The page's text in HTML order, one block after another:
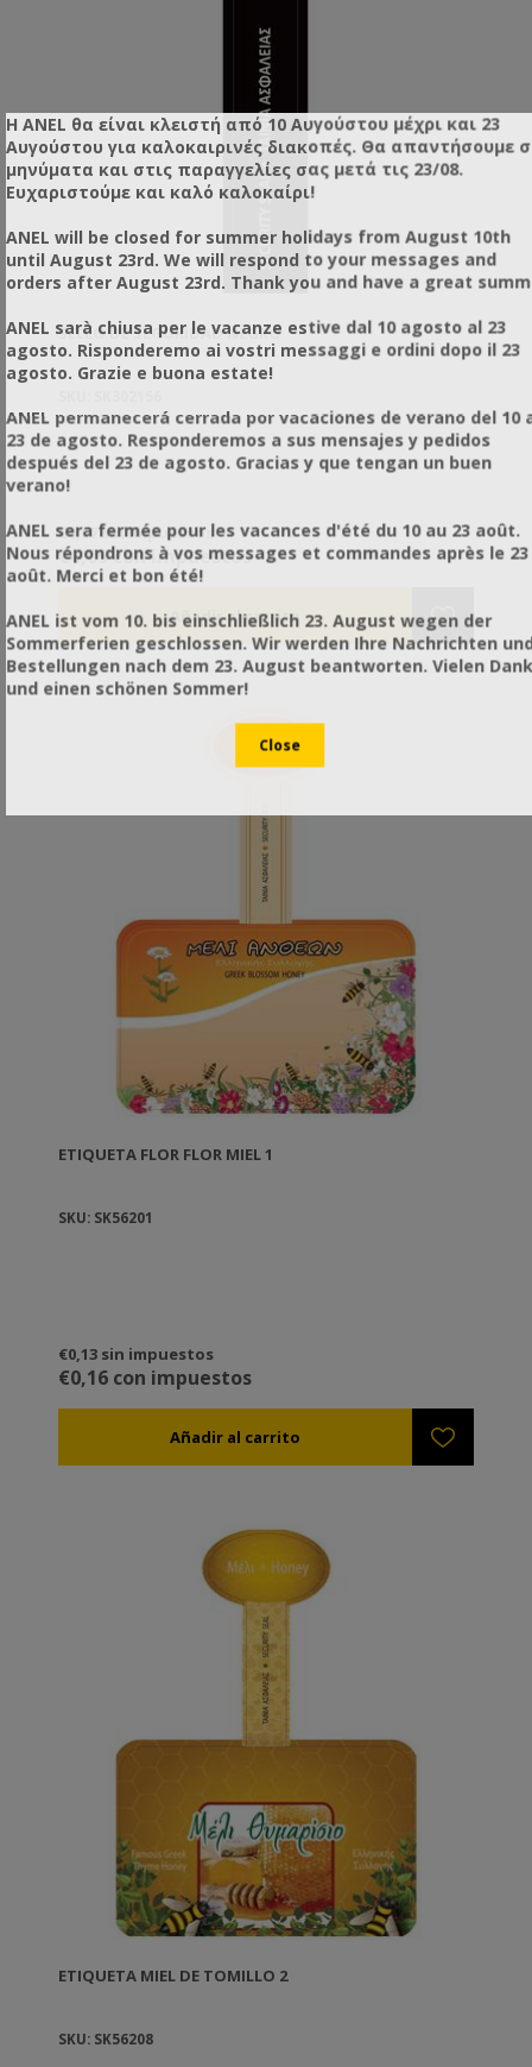
SELLO DE SEGURIDAD NEGRO
€0,07 sin impuestos
€0,09 con impuestos
ETIQUETA FLOR FLOR MIEL 1
SKU: SK56201
€0,13 sin impuestos
€0,16 con impuestos
ETIQUETA MIEL DE TOMILLO 2
SKU: SK56208
Η ANEL θα είναι κλειστή από 10 Αυγούστου μέχρι και 23
Αυγούστου για καλοκαιρινές διακοπές. Θα απαντήσουμε
μηνύματα και στις παραγγελίες σας μετά τις 23/08.
Ευχαριστούμε και καλό καλοκαίρι!
ANEL will be closed for summer holidays from August 10th
until August 23rd. We will respond to your messages and
orders after August 23rd. Thank you and have a great
ANEL sarà chiusa per le vacanze estive dal 10 agosto al 23
agosto. Risponderemo ai vostri messaggi e ordini dopo il 23
agosto. Grazie e buona estate!
ANEL permanecerá cerrada por vacaciones de verano del 10
23 de agosto. Responderemos a sus mensajes y pedidos
después del 23 de agosto. Gracias y que tengan un buen
verano!
ANEL sera fermée pour les vacances d'été du 10 au 23 août.
Nous répondrons à vos messages et commandes après le 23
août. Merci et bon été!
ANEL ist vom 10. bis einschließlich 23. August wegen der
Sommerferien geschlossen. Wir werden Ihre Nachrichten
Bestellungen nach dem 23. August beantworten. Vielen Dank
und einen schönen Sommer!